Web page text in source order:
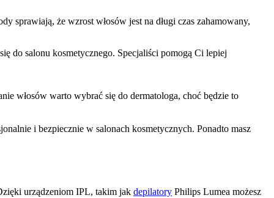
sprawiają, że wzrost włosów jest na długi czas zahamowany,
do salonu kosmetycznego. Specjaliści pomogą Ci lepiej
włosów warto wybrać się do dermatologa, choć będzie to
i bezpiecznie w salonach kosmetycznych. Ponadto masz
urządzeniom IPL, takim jak depilatory Philips Lumea możesz